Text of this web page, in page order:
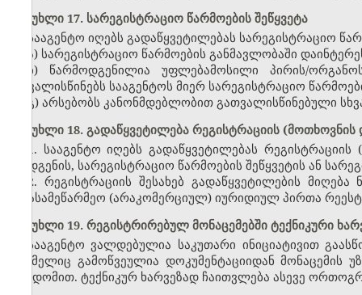
მუხლი 17. სარეგისტრაციო წარმოების შეწყვეტა
სააგენტო იღებს გადაწყვეტილებას სარეგისტრაციო
ა) სარეგისტრაციო წარმოების განმავლობაში
ბ) წარმოდგენილია უფლებამოსილი პირის/
ითვალისწინებს სააგენტოს მიერ სარეგისტრაციო
გ) არსებობს კანონმდებლობით გათვალისწინებული
მუხლი 18. გადაწყვეტილება რეგისტრაციის
1. სააგენტო იღებს გადაწყვეტილებას
დადგენის, სარეგისტრაციო წარმოების შეწყვეტის ან
2. რეგისტრაციის შესახებ გადაწყვეტილების მიღება
არასამეწარმეო (არაკომერციულ) იურიდიულ პირთა
მუხლი 19. რეგისტრირებულ მონაცემებში ტექნიკური
სააგენტო ვალდებულია საკუთარი ინიციატივით
რომელიც გამოწვეულია დოკუმენტაციიდან
შეცდომით. ტექნიკურ ხარვეზად ჩაითვლება ასევე